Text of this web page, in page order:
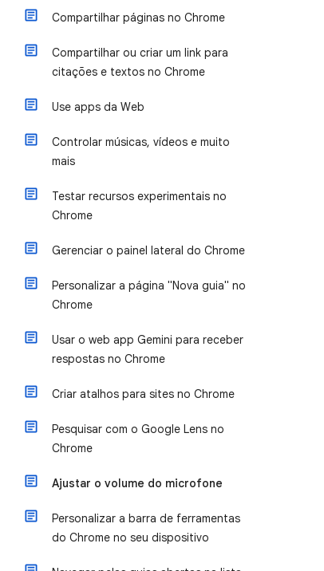
Compartilhar páginas no Chrome
Compartilhar ou criar um link para
citações e textos no Chrome
Use apps da Web
Controlar músicas, vídeos e muito
mais
Testar recursos experimentais no
Chrome
Gerenciar o painel lateral do Chrome
Personalizar a página "Nova guia" no
Chrome
Usar o web app Gemini para receber
respostas no Chrome
Criar atalhos para sites no Chrome
Pesquisar com o Google Lens no
Chrome
Ajustar o volume do microfone
Personalizar a barra de ferramentas
do Chrome no seu dispositivo